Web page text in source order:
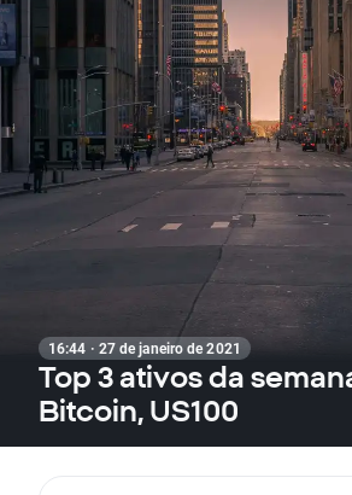
16:44 · 27 de janeiro de 2021
Top 3 ativos da
Bitcoin, US100